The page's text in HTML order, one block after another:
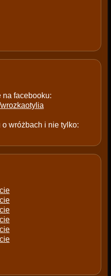
na facebooku:
wróżbach i nie tylko: